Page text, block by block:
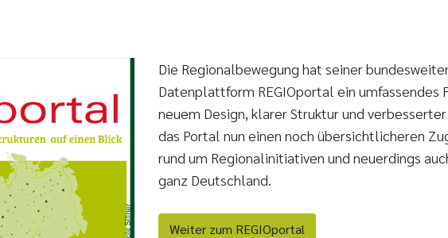
Die Regionalbewegung hat seiner
Datenplattform REGIOportal ein umfassendes
neuem Design, klarer Struktur und
das Portal nun einen noch übersichtlicheren
rund um Regionalinitiativen und neuerdings
ganz Deutschland.
Weiter zum REGIOportal